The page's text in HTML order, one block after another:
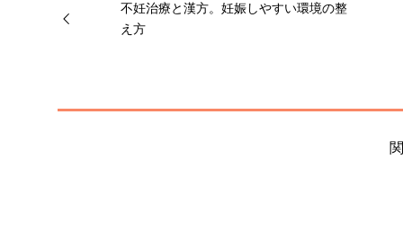
不妊治療と漢方。妊娠しやすい環境の整
え方